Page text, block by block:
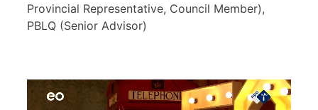
Provincial Representative, Council Member),
PBLQ (Senior Advisor)